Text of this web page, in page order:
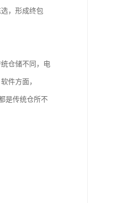
，形成终包
仓储不同，电
件方面，
是传统仓所不